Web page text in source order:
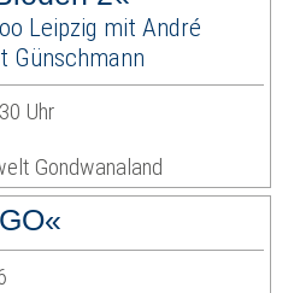
Leipzig mit André
Günschmann
Uhr
Gondwanaland